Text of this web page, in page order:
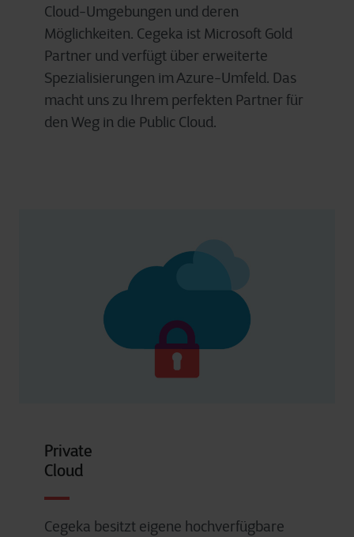
Cloud-Umgebungen und deren
Möglichkeiten. Cegeka ist Microsoft Gold
Partner und verfügt über erweiterte
Spezialisierungen im Azure-Umfeld. Das
macht uns zu Ihrem perfekten Partner für
den Weg in die Public Cloud.
Private
Cloud
Cegeka besitzt eigene hochverfügbare